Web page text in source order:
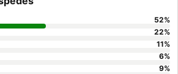
podem preferir quartos virados para o
52%
22%
11%
6%
9%